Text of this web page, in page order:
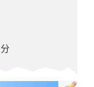
分